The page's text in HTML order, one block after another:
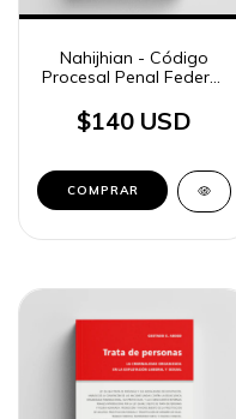
Nahijhian - Código
Procesal Penal Federal.
$140 USD
COMPRAR